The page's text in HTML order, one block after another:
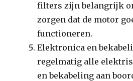
filters zijn belangrijk
zorgen dat de motor
functioneren.
Elektronica en
regelmatig alle
en bekabeling aan